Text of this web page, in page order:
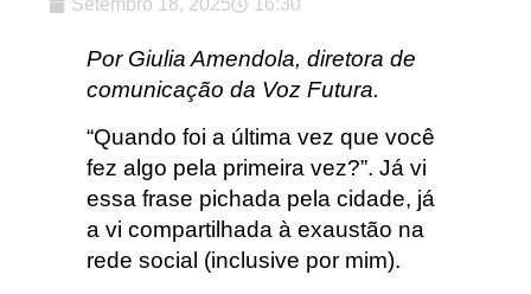
Por Giulia Amendola, diretora de
comunicação da Voz Futura.
“Quando foi a última vez que você
fez algo pela primeira vez?”. Já vi
essa frase pichada pela cidade, já
a vi compartilhada à exaustão na
rede social (inclusive por mim).